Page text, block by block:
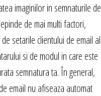
imaginilor in semnaturile de
de mai multi factori,
de setarile clientului de email al
si de modul in care este
semnatura ta. În general,
email nu afiseaza automat